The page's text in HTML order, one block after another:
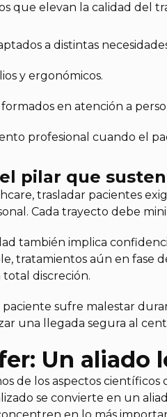
que elevan la calidad del
a distintas
y ergonómicos.
en atención a
profesional cuando el
pilar que
trasladar pacientes
Cada trayecto debe
también implica
tratamientos aún en fase
discreción.
paciente sufre malestar
una llegada segura al
Un
de los aspectos científicos
se convierte en un